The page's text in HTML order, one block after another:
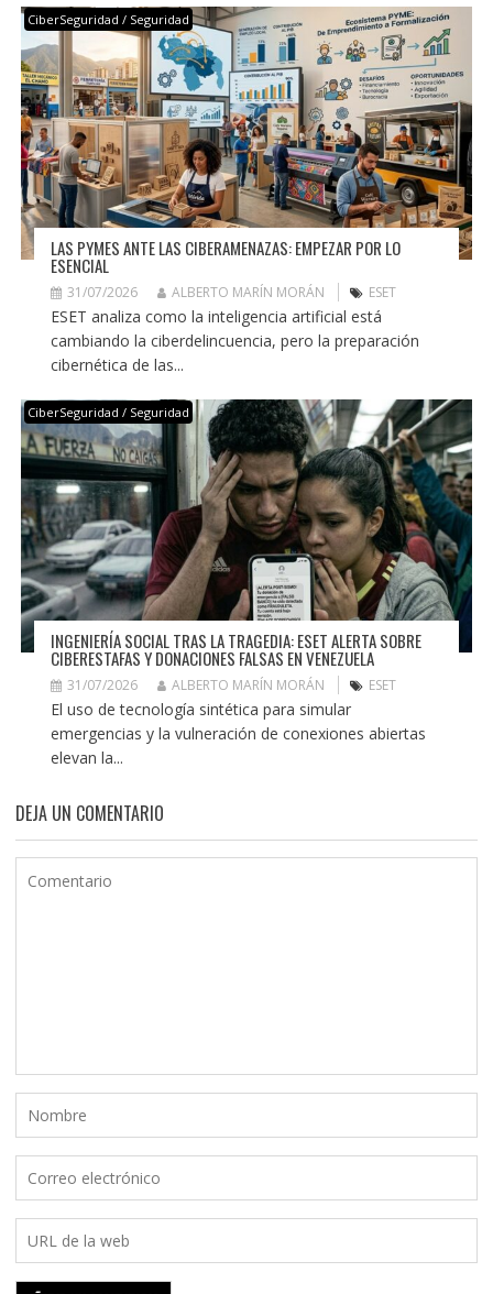
CiberSeguridad / Seguridad
LAS PYMES ANTE LAS CIBERAMENAZAS: EMPEZAR POR LO
ESENCIAL
31/07/2026 ALBERTO MARÍN MORÁN ESET
ESET analiza como la inteligencia artificial está
cambiando la ciberdelincuencia, pero la preparación
cibernética de las...
CiberSeguridad / Seguridad
INGENIERÍA SOCIAL TRAS LA TRAGEDIA: ESET ALERTA SOBRE
CIBERESTAFAS Y DONACIONES FALSAS EN VENEZUELA
31/07/2026 ALBERTO MARÍN MORÁN ESET
El uso de tecnología sintética para simular
emergencias y la vulneración de conexiones abiertas
elevan la...
DEJA UN COMENTARIO